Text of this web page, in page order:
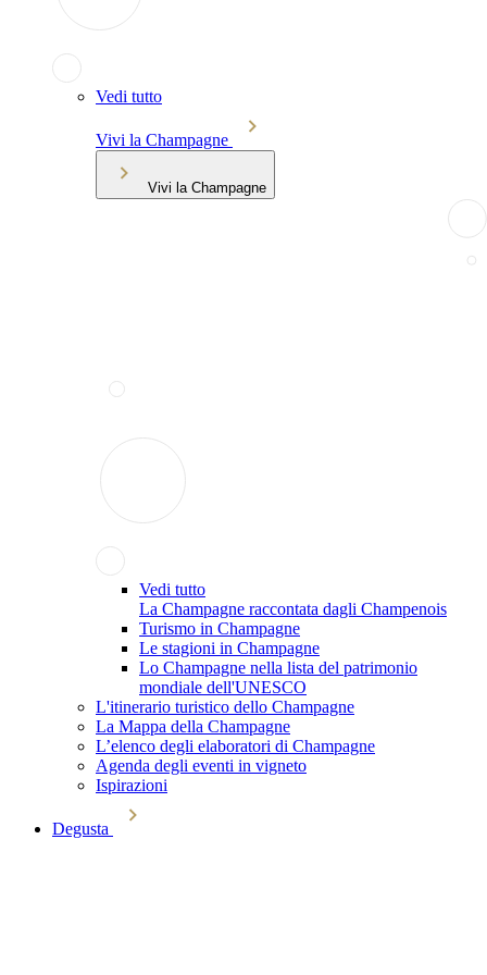
Vedi tutto
Vivi la Champagne
Vivi la Champagne
Vedi tutto
La Champagne raccontata dagli Champenois
Turismo in Champagne
Le stagioni in Champagne
Lo Champagne nella lista del patrimonio
mondiale dell'UNESCO
L'itinerario turistico dello Champagne
La Mappa della Champagne
L’elenco degli elaboratori di Champagne
Agenda degli eventi in vigneto
Ispirazioni
Degusta